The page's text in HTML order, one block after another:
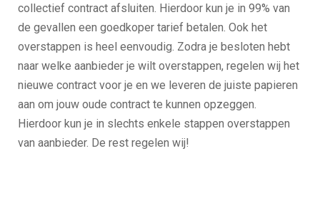
collectief contract afsluiten. Hierdoor kun je in 99% van
de gevallen een goedkoper tarief betalen. Ook het
overstappen is heel eenvoudig. Zodra je besloten hebt
naar welke aanbieder je wilt overstappen, regelen wij het
nieuwe contract voor je en we leveren de juiste papieren
aan om jouw oude contract te kunnen opzeggen.
Hierdoor kun je in slechts enkele stappen overstappen
van aanbieder. De rest regelen wij!